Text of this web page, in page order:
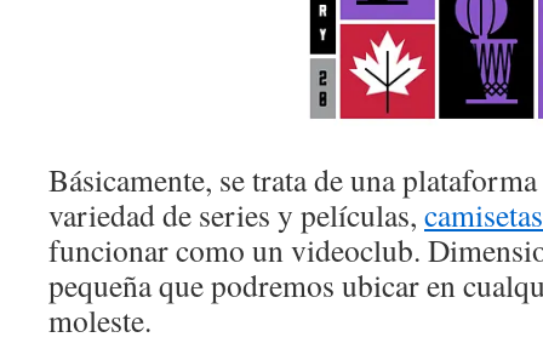
Básicamente, se trata de una
variedad de series y películas,
funcionar como un videoclub.
pequeña que podremos ubicar en
moleste.